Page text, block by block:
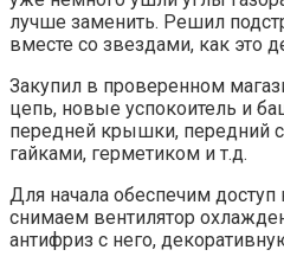
лучше заменить. Решил
вместе со звездами, как это
Закупил в проверенном
цепь, новые успокоитель и
передней крышки, передний
гайками, герметиком и т.д.
Для начала обеспечим
снимаем вентилятор
антифриз с него,